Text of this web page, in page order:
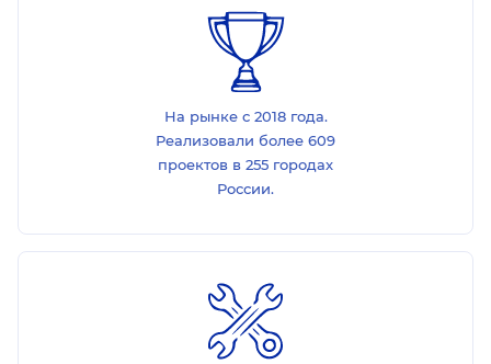
На рынке с 2018 года.
Реализовали более 609
проектов в 255 городах
России.